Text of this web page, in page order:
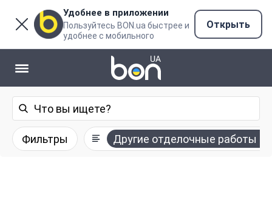
Удобнее в приложении
Пользуйтесь BON.ua быстрее и
удобнее с мобильного
Открыть
Фильтры Другие отделочные работы